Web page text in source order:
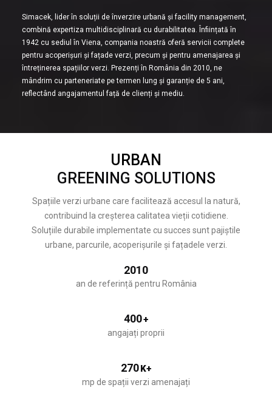
Simacek, lider în soluții de înverzire urbană și facility management,
combină expertiza multidisciplinară cu durabilitatea. Înființată în
1942 cu sediul în Viena, compania noastră oferă servicii complete
pentru acoperișuri și fațade verzi, precum și pentru amenajarea și
întreținerea spațiilor verzi. Prezenți în România din 2010, ne
mândrim cu parteneriate pe termen lung și garanție de 5 ani,
reflectând angajamentul față de clienți și mediu.
URBAN
GREENING SOLUTIONS
Spațiile verzi urbane care facilitează accesul la natură,
contribuind la creșterea calitatea vieții cotidiene.
Soluțiile durabile implementate cu succes sunt pajiștile
urbane, parcurile, acoperișurile și fațadele verzi.
2010
an de referință pentru România
400+
angajați proprii
270K+
mp de spații verzi amenajați